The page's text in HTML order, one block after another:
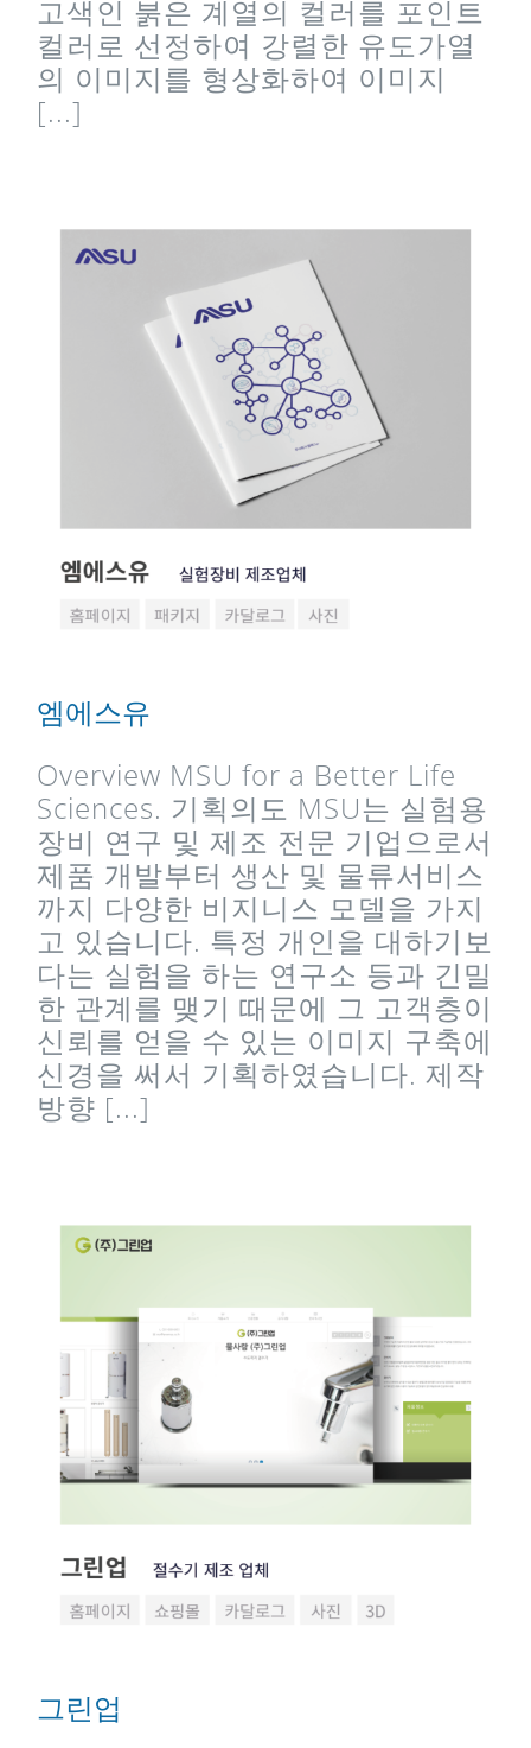
고색인 붉은 계열의 컬러를 포인트
컬러로 선정하여 강렬한 유도가열
의 이미지를 형상화하여 이미지
[...]
엠에스유
Overview MSU for a Better Life
Sciences. 기획의도 MSU는 실험용
장비 연구 및 제조 전문 기업으로서
제품 개발부터 생산 및 물류서비스
까지 다양한 비지니스 모델을 가지
고 있습니다. 특정 개인을 대하기보
다는 실험을 하는 연구소 등과 긴밀
한 관계를 맺기 때문에 그 고객층이
신뢰를 얻을 수 있는 이미지 구축에
신경을 써서 기획하였습니다. 제작
방향 [...]
그린업